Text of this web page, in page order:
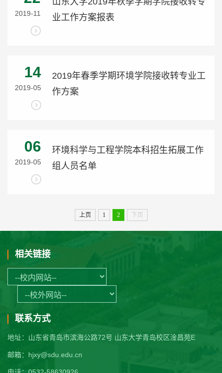
2019-11
业工作方案报表
14
2019-05
2019年春季学期环境学院接收转专业工
作方案
06
2019-05
环境科学与工程学院本科招生拓展工作
组人员名单
上页 1 2 下页
相关链接
联系方式
地址：山东省青岛市滨海公路72号 山东大学青岛校区淦昌苑E
邮箱：hjxy@sdu.edu.cn